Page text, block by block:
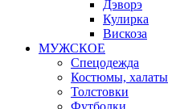
Дэворэ
Кулирка
Вискоза
МУЖСКОЕ
Спецодежда
Костюмы, халаты
Толстовки
Футболки